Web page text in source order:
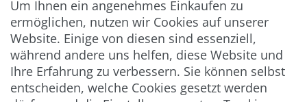
INFORMATION
NEWSLETTER
Um Ihnen ein angenehmes Einkaufen zu
ermöglichen, nutzen wir Cookies auf unserer
Website. Einige von diesen sind essenziell,
während andere uns helfen, diese Website und
Ihre Erfahrung zu verbessern. Sie können selbst
entscheiden, welche Cookies gesetzt werden